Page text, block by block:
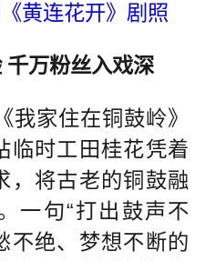
黄连花开》剧照
千万粉丝入戏深
家住在铜鼓岭》
临时工田桂花凭着
，将古老的铜鼓融
一句“打出鼓声不
不绝、梦想不断的